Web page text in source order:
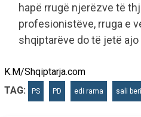
hapë rrugë njerëzve të
profesionistëve, rruga e
shqiptarëve do të jetë
K.M/Shqiptarja.com
TAG:
PS PD edi rama sali